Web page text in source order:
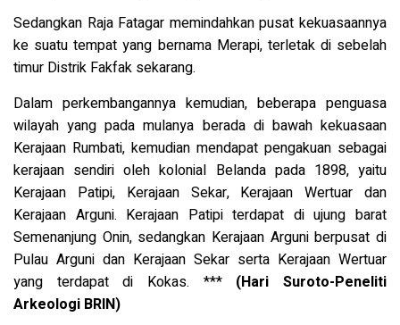
Sedangkan Raja Fatagar memindahkan pusat kekuasaannya
ke suatu tempat yang bernama Merapi, terletak di sebelah
timur Distrik Fakfak sekarang.
Dalam perkembangannya kemudian, beberapa penguasa
wilayah yang pada mulanya berada di bawah kekuasaan
Kerajaan Rumbati, kemudian mendapat pengakuan sebagai
kerajaan sendiri oleh kolonial Belanda pada 1898, yaitu
Kerajaan Patipi, Kerajaan Sekar, Kerajaan Wertuar dan
Kerajaan Arguni. Kerajaan Patipi terdapat di ujung barat
Semenanjung Onin, sedangkan Kerajaan Arguni berpusat di
Pulau Arguni dan Kerajaan Sekar serta Kerajaan Wertuar
yang terdapat di Kokas. ***(Hari Suroto-Peneliti
Arkeologi BRIN)